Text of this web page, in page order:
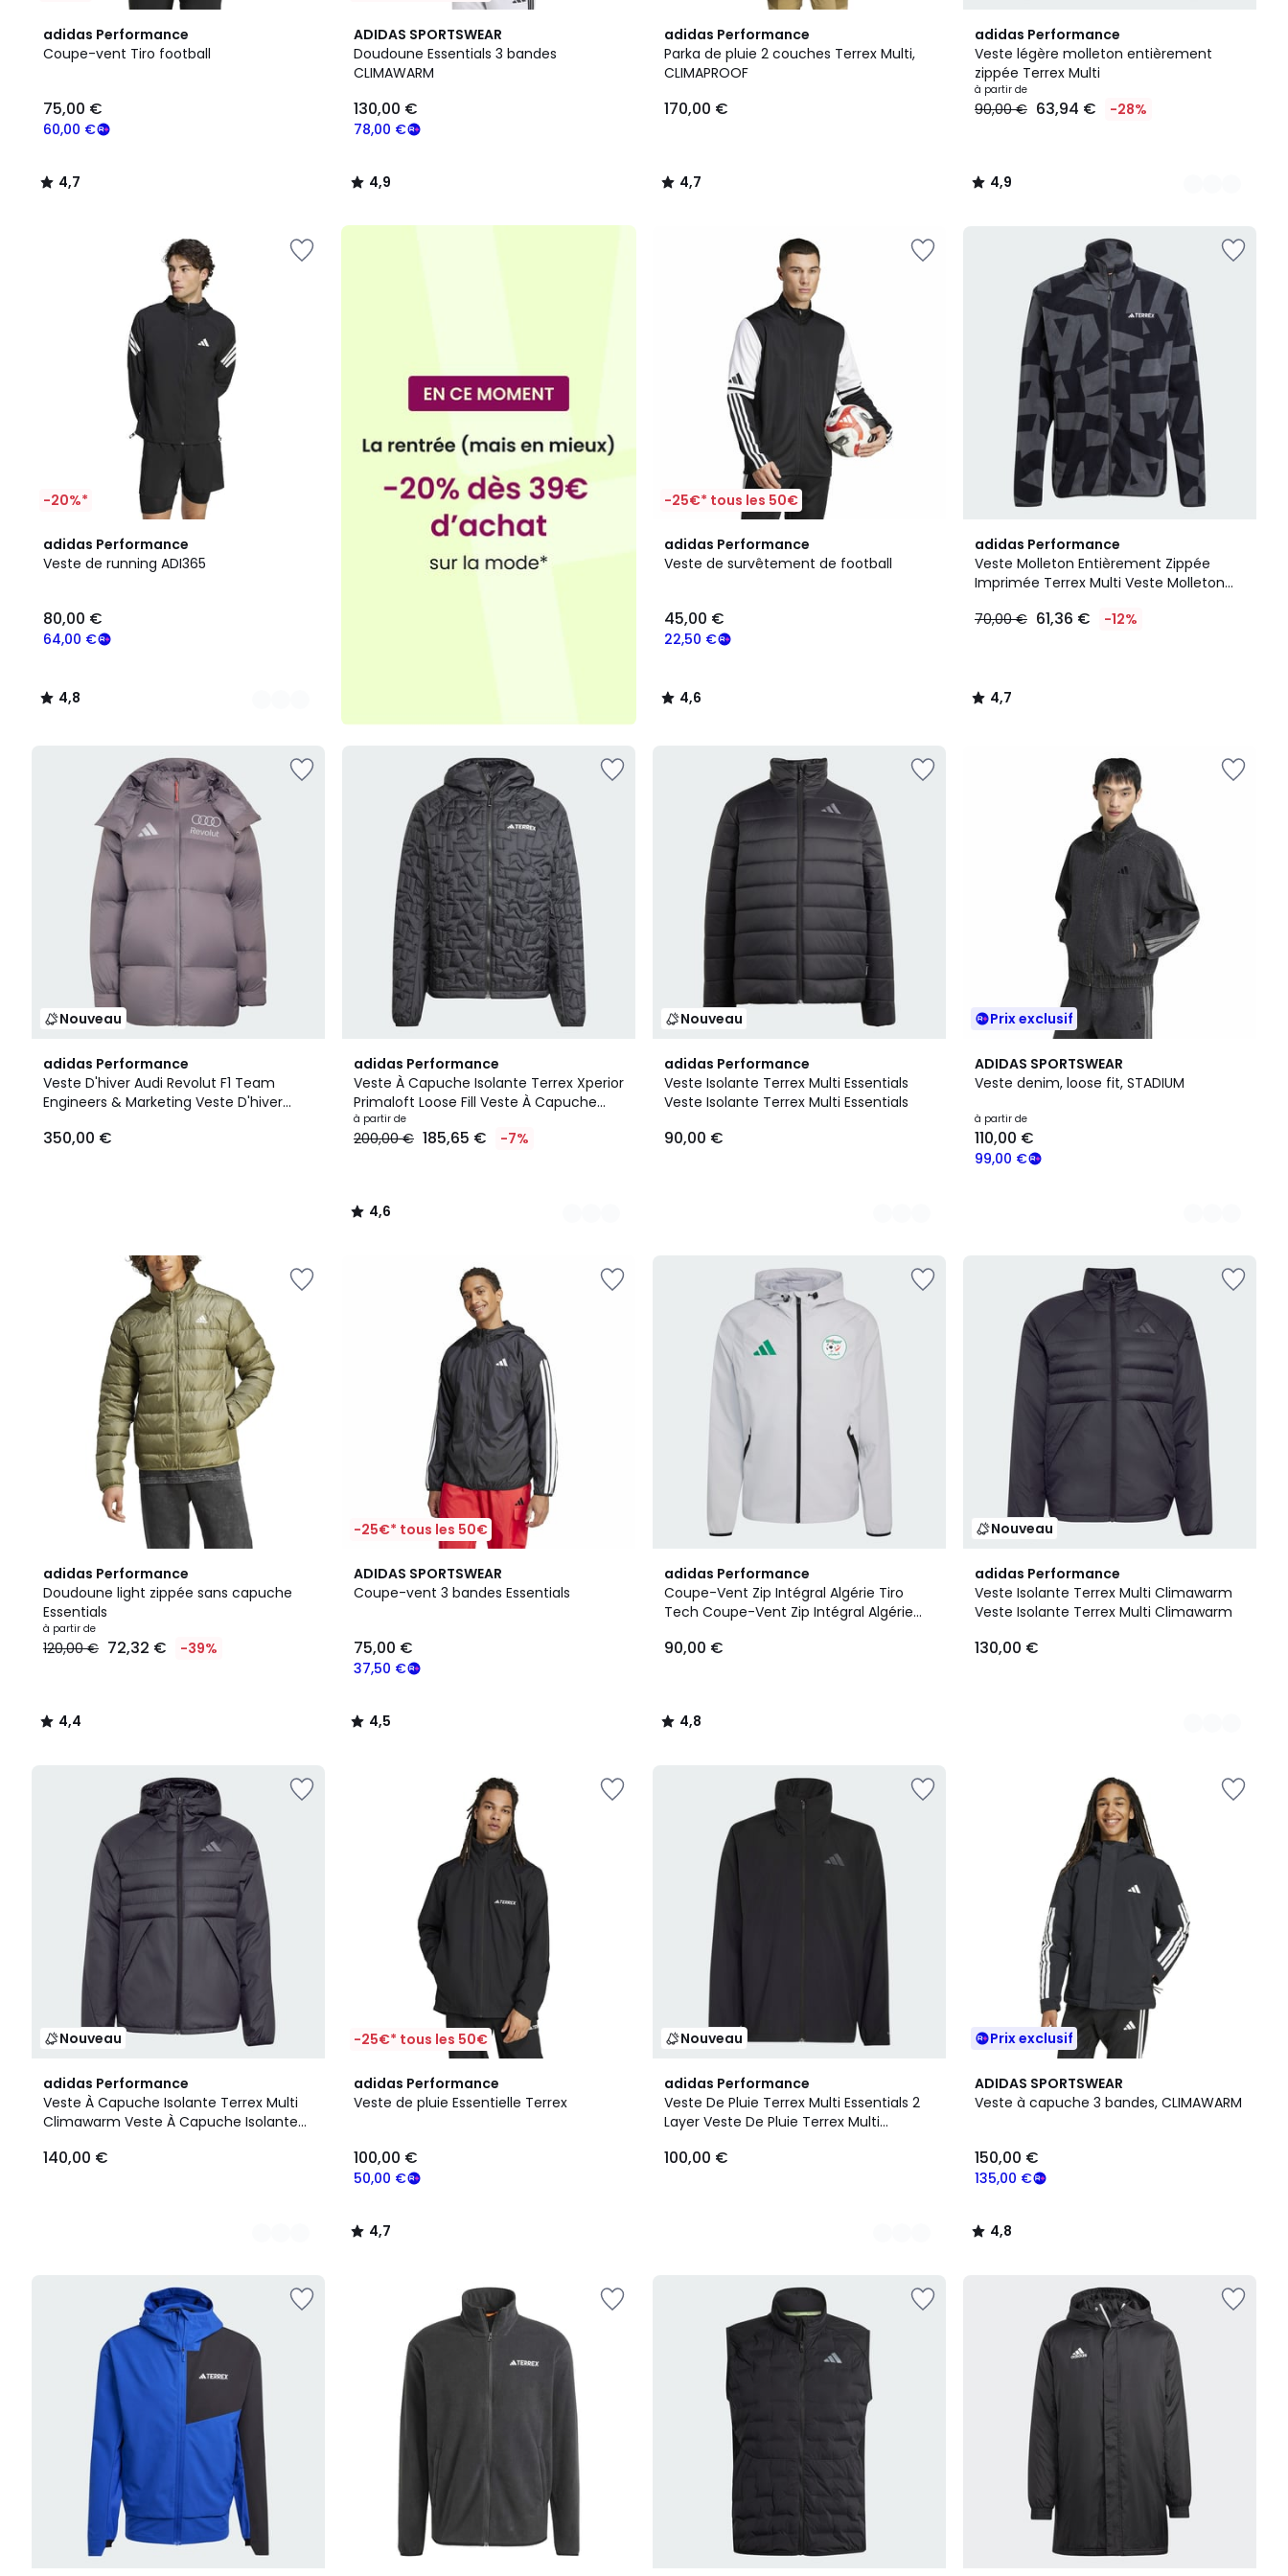
adidas Performance
Coupe-vent Tiro football
€
souscrivez
programme
60,00 €
75,00 €
4,7
/ 5
4,7
/
ADIDAS SPORTSWEAR
Doudoune Essentials 3 bandes
CLIMAWARM
78,00 €
130,00 €
4,9
/ 5
4,9
/
adidas Performance
Parka de pluie 2 couches Terrex Multi,
CLIMAPROOF
170,00 €
4,7
/ 5
4,7
/
adidas Performance
Veste légère molleton entièrement
zippée Terrex Multi
à partir de
90,00 € 63,94 € -28%
4,9
/ 5
2
Couleurs
4,9
/
-20%*
adidas Performance
Veste de running ADI365
64,00 €
80,00 €
4,8
/ 5
2
Couleurs
4,8
/
-25€* tous les 50€
adidas Performance
Veste de survêtement de football
22,50 €
45,00 €
4,6
/ 5
4,6
/
adidas Performance
Veste Molleton Entièrement Zippée
Imprimée Terrex Multi Veste Molleton
Multi
70,00 € 61,36 € -12%
4,7
/ 5
4,7
/
Nouveau
adidas Performance
Veste D'hiver Audi Revolut F1 Team
Engineers & Marketing Veste D'hiver
Marketing
350,00 €
adidas Performance
Veste À Capuche Isolante Terrex Xperior
Primaloft Loose Fill Veste À Capuche
Isolante Terrex Xperior Primaloft Loose
Fill
à partir de
200,00 € 185,65 € -7%
4,6
/ 5
5
Couleurs
4,6
/
Nouveau
adidas Performance
Veste Isolante Terrex Multi Essentials
Veste Isolante Terrex Multi Essentials
90,00 €
2
Couleurs
Prix exclusif
ADIDAS SPORTSWEAR
Veste denim, loose fit, STADIUM
à partir de
99,00 €
110,00 €
2
Couleurs
adidas Performance
Doudoune light zippée sans capuche
Essentials
à partir de
120,00 € 72,32 € -39%
4,4
/ 5
4,4
/
-25€* tous les 50€
ADIDAS SPORTSWEAR
Coupe-vent 3 bandes Essentials
37,50 €
75,00 €
4,5
/ 5
4,5
/
adidas Performance
Coupe-Vent Zip Intégral Algérie Tiro
Tech Coupe-Vent Zip Intégral Algérie
90,00 €
4,8
/ 5
4,8
/
Nouveau
adidas Performance
Veste Isolante Terrex Multi Climawarm
Veste Isolante Terrex Multi Climawarm
130,00 €
2
Couleurs
Nouveau
adidas Performance
Veste À Capuche Isolante Terrex Multi
Climawarm Veste À Capuche Isolante
140,00 €
2
Couleurs
-25€* tous les 50€
adidas Performance
Veste de pluie Essentielle Terrex
50,00 €
100,00 €
4,7
/ 5
4,7
/
Nouveau
adidas Performance
Veste De Pluie Terrex Multi Essentials 2
Layer Veste De Pluie Terrex Multi
100,00 €
2
Couleurs
Prix exclusif
ADIDAS SPORTSWEAR
Veste à capuche 3 bandes, CLIMAWARM
135,00 €
150,00 €
4,8
/ 5
4,8
/